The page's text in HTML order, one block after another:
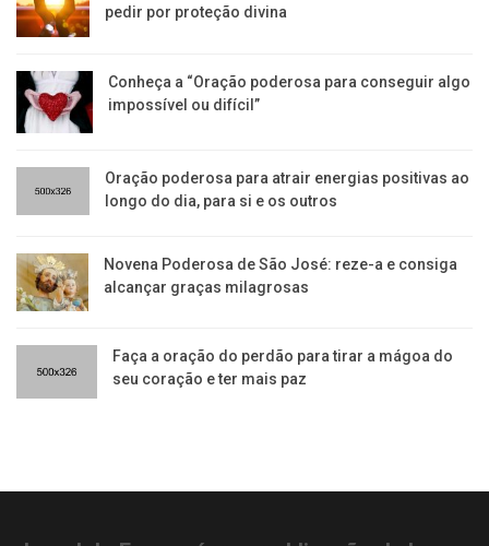
pedir por proteção divina
Conheça a “Oração poderosa para conseguir algo
impossível ou difícil”
Oração poderosa para atrair energias positivas ao
longo do dia, para si e os outros
Novena Poderosa de São José: reze-a e consiga
alcançar graças milagrosas
Faça a oração do perdão para tirar a mágoa do
seu coração e ter mais paz